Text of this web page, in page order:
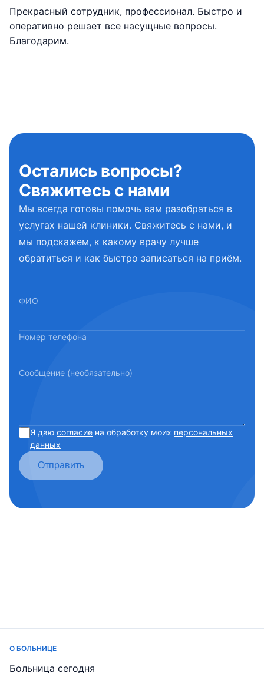
Прекрасный сотрудник, профессионал. Быстро и
оперативно решает все насущные вопросы.
Благодарим.
Остались вопросы?
Свяжитесь с нами
Мы всегда готовы помочь вам разобраться в
услугах нашей клиники. Свяжитесь с нами, и
мы подскажем, к какому врачу лучше
обратиться и как быстро записаться на приём.
ФИО
Номер телефона
Сообщение (необязательно)
Я даю согласие на обработку моих персональных
данных
Отправить
О БОЛЬНИЦЕ
Больница сегодня